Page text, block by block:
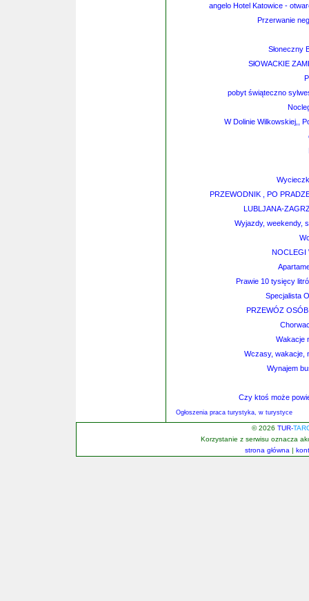
angelo Hotel Katowice -
Przerwanie
Słoneczny
SłOWACKIE
pobyt świąteczno
W Dolinie Wilkowskiej,,
PRZEWODNIK , PO
LUBLJANA-
Wyjazdy, weekendy,
NOCLEGI
Prawie 10 tysięcy
Specjalista
PRZEWÓZ
Wakacje
Wczasy, wakacje,
Wynajem
Czy ktoś może
Ogłoszenia praca turystyka, w turystyce
© 2026 TUR-
Korzystanie z serwisu oznacza
strona główna |